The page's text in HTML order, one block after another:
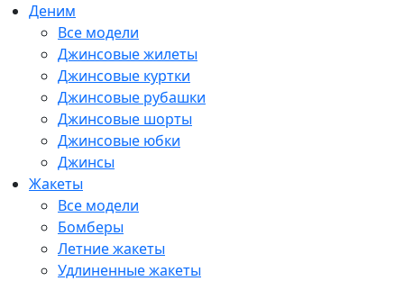
Деним
Все модели
Джинсовые жилеты
Джинсовые куртки
Джинсовые рубашки
Джинсовые шорты
Джинсовые юбки
Джинсы
Жакеты
Все модели
Бомберы
Летние жакеты
Удлиненные жакеты